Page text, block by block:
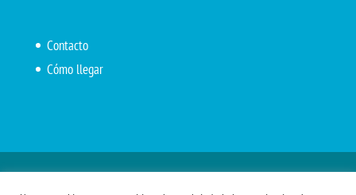
Contacto
Cómo llegar